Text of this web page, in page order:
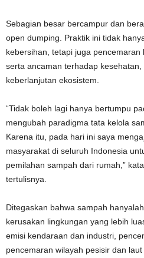
Sebagian besar bercampur dan
open dumping. Praktik ini tidak
kebersihan, tetapi juga pencemaran
serta ancaman terhadap
keberlanjutan ekosistem.
“Tidak boleh lagi hanya bertumpu
mengubah paradigma tata kelola
Karena itu, pada hari ini saya
masyarakat di seluruh Indonesia
pemilahan sampah dari rumah,”
tertulisnya.
Ditegaskan bahwa sampah
kerusakan lingkungan yang lebih
emisi kendaraan dan industri,
pencemaran wilayah pesisir dan